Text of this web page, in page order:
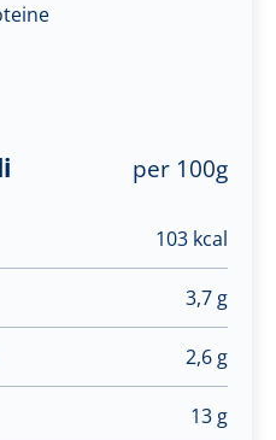
per 100g
103 kcal
3,7 g
2,6 g
13 g